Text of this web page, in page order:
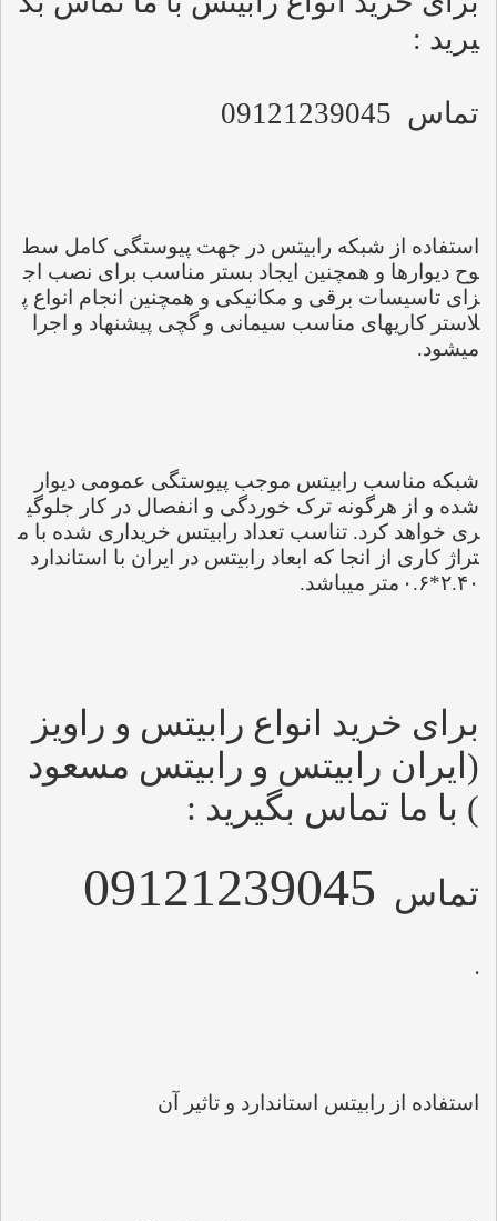
یرید :
تماس 09121239045
استفاده از شبکه رابیتس در جهت پیوستگی کامل سط
وح دیوارها و همچنین ایجاد بستر مناسب برای نصب اج
زای تاسیسات برقی و مکانیکی و همچنین انجام انواع پ
میشود.
شده و از هرگونه ترک خوردگی و انفصال در کار جلوگی
ری خواهد کرد. تناسب تعداد رابیتس خریداری شده با م
تراژ کاری از انجا که ابعاد رابیتس در ایران با استاندارد
۲.۴۰*۰.۶
متر میباشد.
) با ما تماس بگیرید :
تماس 09121239045
.
استفاده از رابیتس استاندارد و تاثیر آن